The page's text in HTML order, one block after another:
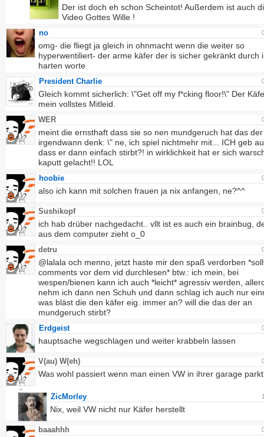
Der ist doch eh schon Scheintot! Außerdem ist auch
Video Gottes Wille !
no
omg- die fliegt ja gleich in ohnmacht wenn die weiter so
hyperwentiliert- der arme käfer der is sicher gekränkt durch
harten worte
President Charlie
Gleich kommt sicherlich: \"Get off my f*cking floor!\" Der
mein vollstes Mitleid.
WER
meint die ernsthaft dass sie so nen mundgeruch hat das
irgendwann denk: \" ne, ich spiel nichtmehr mit... ICH geb
dass er dann einfach stirbt?! in wirklichkeit hat er sich
kaputt gelacht!! LOL
hoobie
also ich kann mit solchen frauen ja nix anfangen, ne?^^
Sushikopf
ich hab drüber nachgedacht.. vllt ist es auch ein brainbug,
aus dem computer zieht o_0
detru
@lalala och menno, jetzt haste mir den spaß verdorben
comments vor dem vid durchlesen* btw.: ich mein, bei
wespen/bienen kann ich auch *leicht* agressiv werden,
nehm ich dann nen Schuh und dann schlag ich auch nur
was bläst die den käfer eig. immer an? will die das der an
mundgeruch stirbt?
Erdgeist
hauptsache wegschlagen und weiter krabbeln lassen
V(au) W(eh)
Was wohl passiert wenn man einen VW in ihrer garage
ZicMorley
Nix, weil VW nicht nur Käfer herstellt
baaahhh